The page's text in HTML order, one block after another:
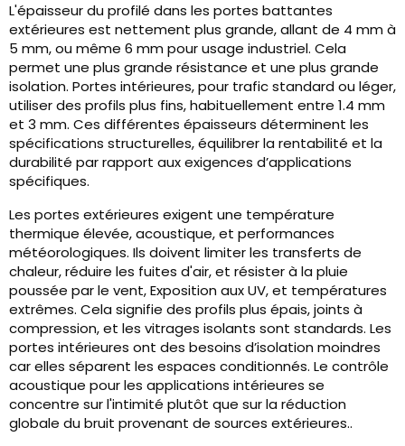
L'épaisseur du profilé dans les portes battantes
extérieures est nettement plus grande, allant de 4 mm à
5 mm, ou même 6 mm pour usage industriel. Cela
permet une plus grande résistance et une plus grande
isolation. Portes intérieures, pour trafic standard ou léger,
utiliser des profils plus fins, habituellement entre 1.4 mm
et 3 mm. Ces différentes épaisseurs déterminent les
spécifications structurelles, équilibrer la rentabilité et la
durabilité par rapport aux exigences d’applications
spécifiques.
Les portes extérieures exigent une température
thermique élevée, acoustique, et performances
météorologiques. Ils doivent limiter les transferts de
chaleur, réduire les fuites d'air, et résister à la pluie
poussée par le vent, Exposition aux UV, et températures
extrêmes. Cela signifie des profils plus épais, joints à
compression, et les vitrages isolants sont standards. Les
portes intérieures ont des besoins d’isolation moindres
car elles séparent les espaces conditionnés. Le contrôle
acoustique pour les applications intérieures se
concentre sur l'intimité plutôt que sur la réduction
globale du bruit provenant de sources extérieures..